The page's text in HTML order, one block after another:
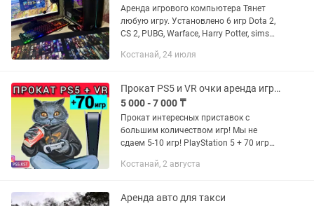
Аренда игрового компьютера Тянет
любую игру. Установлено 6 игр Dota 2,
CS 2, PUBG, Warface, Harry Potter, sims
2 суток есть скидка, при заказе от 3
Костанай, 24 июля
Прокат PS5 и VR очки аренда игры сони джойстик fc26 пс4 пс5 pa4 PlayStation
5 000 - 7 000 ₸
Прокат интересных приставок с
большим количеством игр! Мы не
сдаем 5-10 игр! PlayStation 5 + 70 игр
Виртуальная реальность Meta Quest 3
Костанай, 2 августа
Аренда авто для такси